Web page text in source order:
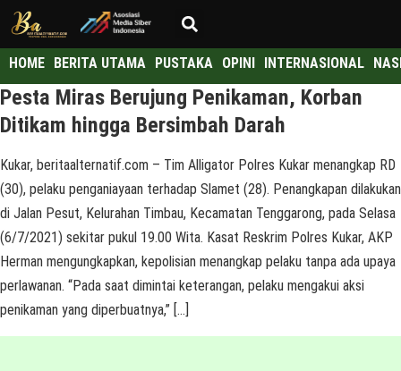
HOME BERITA UTAMA PUSTAKA OPINI INTERNASIONAL
Pesta Miras Berujung Penikaman, Korban
Ditikam hingga Bersimbah Darah
Kukar, beritaalternatif.com – Tim Alligator Polres Kukar menangkap RD
(30), pelaku penganiayaan terhadap Slamet (28). Penangkapan dilakukan
di Jalan Pesut, Kelurahan Timbau, Kecamatan Tenggarong, pada Selasa
(6/7/2021) sekitar pukul 19.00 Wita. Kasat Reskrim Polres Kukar, AKP
Herman mengungkapkan, kepolisian menangkap pelaku tanpa ada upaya
perlawanan. “Pada saat dimintai keterangan, pelaku mengakui aksi
penikaman yang diperbuatnya,” […]